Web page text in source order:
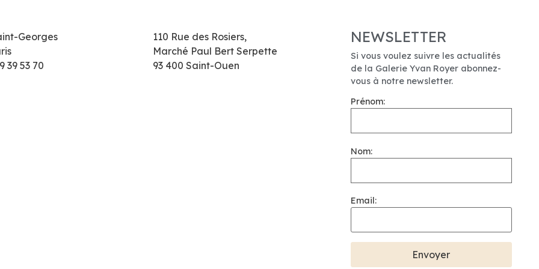
Georges
39 53 70
110 Rue des Rosiers,
Marché Paul Bert Serpette
93 400 Saint-Ouen
NEWSLETTER
Si vous voulez suivre les actualités
de la Galerie Yvan Royer abonnez-
vous à notre newsletter.
Prénom:
Nom:
Email: